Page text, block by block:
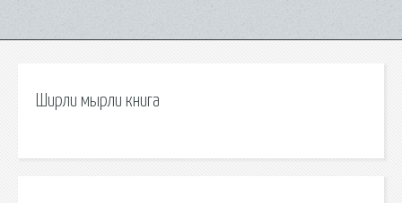
Ширли мырли книга